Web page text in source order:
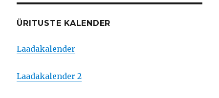
ÜRITUSTE KALENDER
Laadakalender
Laadakalender 2